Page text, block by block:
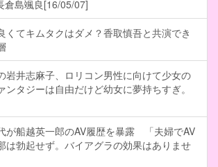
倉島颯良[16/05/07]
くてキムタクはダメ？香取慎吾と共演でき
岩井志麻子、ロリコン男性に向けて少女の
ンタジーは自由だけど幼女に夢持ちすぎ。
が船越英一郎のAV履歴を暴露 「夫婦でAV
は勃起せず。バイアグラの効果はありませ